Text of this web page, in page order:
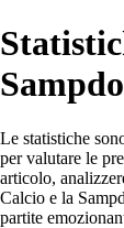
Le statistiche
per valutare le
articolo,
Calcio e la
partite